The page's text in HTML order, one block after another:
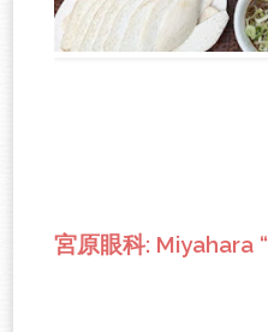
宮原眼科: Miyahara